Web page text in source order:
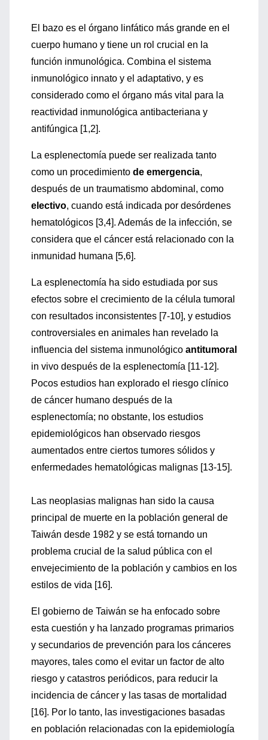
El bazo es el órgano linfático más grande en el
cuerpo humano y tiene un rol crucial en la
función inmunológica. Combina el sistema
inmunológico innato y el adaptativo, y es
considerado como el órgano más vital para la
reactividad inmunológica antibacteriana y
antifúngica [1,2].
La esplenectomía puede ser realizada tanto
como un procedimiento de emergencia,
después de un traumatismo abdominal, como
electivo, cuando está indicada por desórdenes
hematológicos [3,4]. Además de la infección, se
considera que el cáncer está relacionado con la
inmunidad humana [5,6].
La esplenectomía ha sido estudiada por sus
efectos sobre el crecimiento de la célula tumoral
con resultados inconsistentes [7-10], y estudios
controversiales en animales han revelado la
influencia del sistema inmunológico antitumoral
in vivo después de la esplenectomía [11-12].
Pocos estudios han explorado el riesgo clínico
de cáncer humano después de la
esplenectomía; no obstante, los estudios
epidemiológicos han observado riesgos
aumentados entre ciertos tumores sólidos y
enfermedades hematológicas malignas [13-15].
Las neoplasias malignas han sido la causa
principal de muerte en la población general de
Taiwán desde 1982 y se está tornando un
problema crucial de la salud pública con el
envejecimiento de la población y cambios en los
estilos de vida [16].
El gobierno de Taiwán se ha enfocado sobre
esta cuestión y ha lanzado programas primarios
y secundarios de prevención para los cánceres
mayores, tales como el evitar un factor de alto
riesgo y catastros periódicos, para reducir la
incidencia de cáncer y las tasas de mortalidad
[16]. Por lo tanto, las investigaciones basadas
en población relacionadas con la epidemiología